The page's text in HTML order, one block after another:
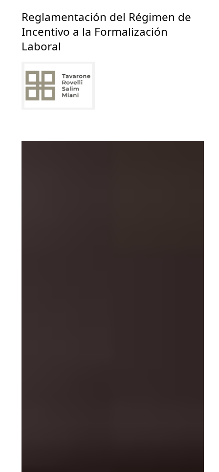
Reglamentación del Régimen de
Incentivo a la Formalización
Laboral